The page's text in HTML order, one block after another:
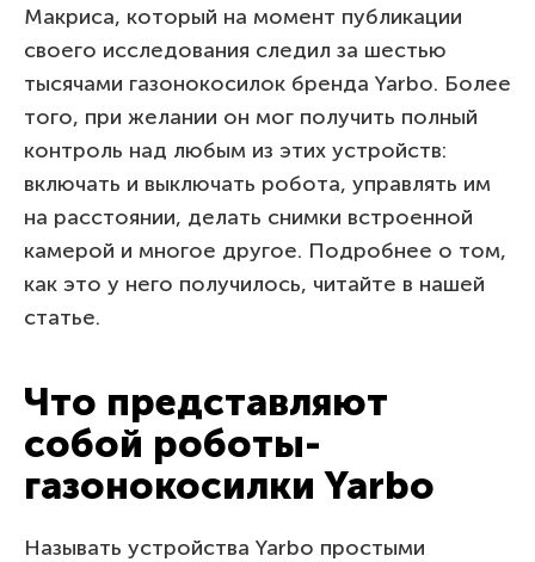
Макриса, который на момент публикации
своего исследования следил за шестью
тысячами газонокосилок бренда Yarbo. Более
того, при желании он мог получить полный
контроль над любым из этих устройств:
включать и выключать робота, управлять им
на расстоянии, делать снимки встроенной
камерой и многое другое. Подробнее о том,
как это у него получилось, читайте в нашей
статье.
Что представляют
собой роботы-
газонокосилки Yarbo
Называть устройства Yarbo простыми